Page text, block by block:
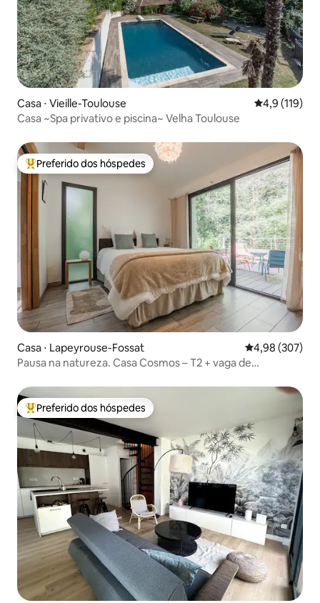
Casa ⋅ Vieille-Toulouse 4,9 de uma
4,9 (119)
Casa ~Spa privativo e piscina~ Velha Toulouse
Entre os melhores preferidos dos hóspedes
Preferido dos hóspedes
Casa ⋅ Lapeyrouse-Fossat 4,98 de uma
4,98 (307)
Pausa na natureza. Casa Cosmos – T2 + vaga de
Entre os melhores preferidos dos hóspedes
Preferido dos hóspedes